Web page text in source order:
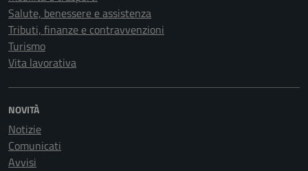
Salute, benessere e assistenza
Tributi, finanze e contravvenzioni
Turismo
Vita lavorativa
NOVITÀ
Notizie
Comunicati
Avvisi